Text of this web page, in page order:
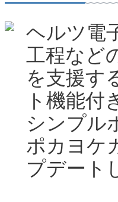
ヘルツ電
工程など
を支援す
ト機能付
シンプル
ポカヨケ
プデート